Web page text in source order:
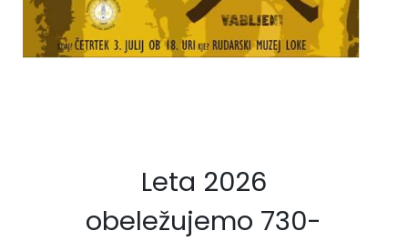
Leta 2026
obeležujemo 730-
Fotogalerija
Občinska volilna komisija
Koledar dogodkov
Strateški dokumenti